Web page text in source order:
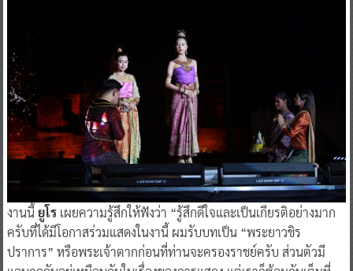
งานนี้ยูโรเผยความรู้สึกให้ฟังว่า “รู้สึกดีใจและเป็นเกียรติอย่างมาก
ครับที่ได้มีโอกาสร่วมแสดงในงานี้ ผมรับบทเป็น “พระยาวชิร
ปราการ” หรือพระเจ้าตากก่อนที่ท่านจะครองราชย์ครับ ส่วนตัวมี